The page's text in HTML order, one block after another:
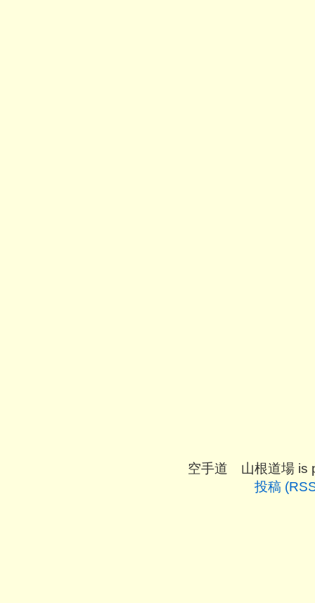
空手道 山根道場 is
投稿